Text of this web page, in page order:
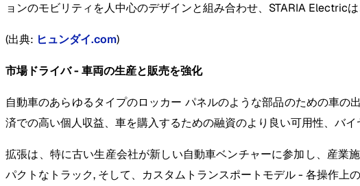
ョンのモビリティを人中心のデザインと組み合わせ、STARIA Electric
(出典: ヒュンダイ.com)
市場ドライバ - 車両の生産と販売を強化
自動車のあらゆるタイプのロッカー パネルのような部品のための車
済での高い個人収益、車を購入するための融資のより良い可用性、バ
拡張は、特に古い生産会社が新しい自動車ベンチャーに参加し、産業
パクトなトラック, そして、カスタムトランスポートモデル - 各操作